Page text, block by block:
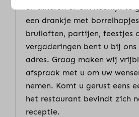
en dineren of om heerlijk te
een drankje met
bruiloften, partijen, feestjes
vergaderingen bent u bij
adres. Graag maken wij
afspraak met u om uw
nemen. Komt u gerust eens
het restaurant bevindt zich
receptie.